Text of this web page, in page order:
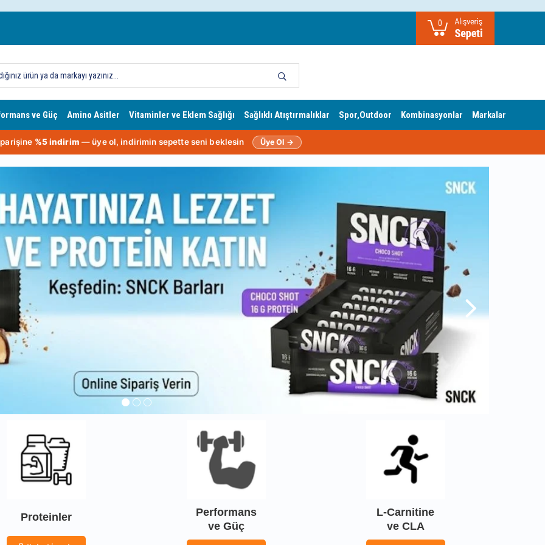
0
ve Güç Amino Asitler Vitaminler ve Eklem Sağlığı Sağlıklı Atıştırmalıklar Spor,Outdoor Kombinasyonlar Markalar
%5 indirim — üye ol, indirimin sepette seni beklesin Üye Ol →
Proteinler
Performans
ve Güç
L-Carnitine
ve CLA